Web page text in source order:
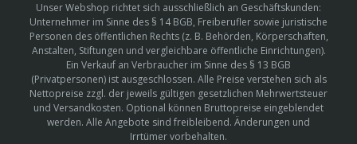
Unser Webshop richtet sich ausschließlich an Geschäftskunden:
Unternehmer im Sinne des § 14 BGB, Freiberufler sowie juristische
Personen des öffentlichen Rechts (z. B. Behörden, Körperschaften,
Anstalten, Stiftungen und vergleichbare öffentliche Einrichtungen).
Ein Verkauf an Verbraucher im Sinne des § 13 BGB
(Privatpersonen) ist ausgeschlossen. Alle Preise verstehen sich als
Nettopreise zzgl. der jeweils gültigen gesetzlichen Mehrwertsteuer
und Versandkosten. Optional können Bruttopreise eingeblendet
werden. Alle Angebote sind freibleibend. Änderungen und
Irrtümer vorbehalten.